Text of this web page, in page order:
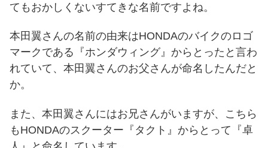
てもおかしくないすてきな名前ですよね。
本田翼さんの名前の由来はHONDAのバイクのロゴ
マークである『ホンダウィング』からとったと言わ
れていて、本田翼さんのお父さんが命名したんだと
か。
また、本田翼さんにはお兄さんがいますが、こちら
もHONDAのスクーター『タクト』からとって『卓